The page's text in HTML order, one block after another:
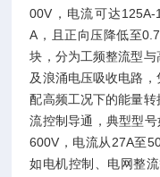
00V，电流可达
A，且正向压降低至
块，分为工频整流型
及浪涌电压吸收电路
配高频工况下的能量
流控制导通，典型型
600V，电流从27A至
如电机控制、电网整